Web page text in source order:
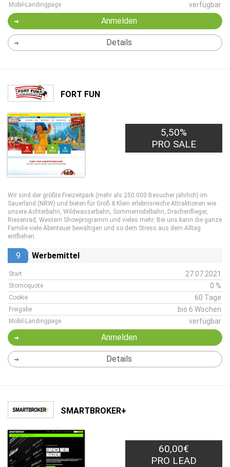
Mobil-Landingpage verfügbar
Anmelden
Details
FORT FUN
5,50%
PRO SALE
Wir sind der größte Freizeitpark (mehr als 250.000 Besucher jährlich) im
Sauerland (NRW) und bieten für Groß & Klein erlebnisreiche Attraktionen wie
unsere Achterbahn, Wildwasserbahn, Sommerrodelbahn, Drachenflieger,
Riesenrad, Western Showprogramm und vieles mehr. Bei uns kann die ganze
Familie viele Abenteuer bewältigen und so dem Stress aus dem Alltag
entfliehen.
9 Werbemittel
Start 27.07.2021
Stornoquote 0 %
Cookie 60 Tage
Freigabe bis 6 Wochen
Mobil-Landingpage verfügbar
Anmelden
Details
SMARTBROKER+
60,00€
PRO LEAD